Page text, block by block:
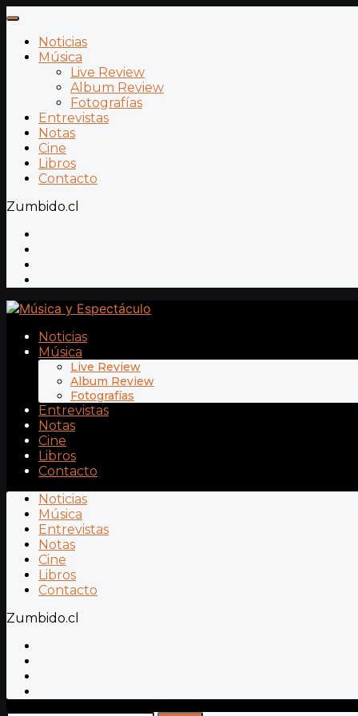
Noticias
Música
Live Review
Album Review
Fotografías
Entrevistas
Notas
Cine
Libros
Contacto
Zumbido.cl
Noticias
Música
Live Review
Album Review
Fotografías
Entrevistas
Notas
Cine
Libros
Contacto
Noticias
Música
Entrevistas
Notas
Cine
Libros
Contacto
Zumbido.cl